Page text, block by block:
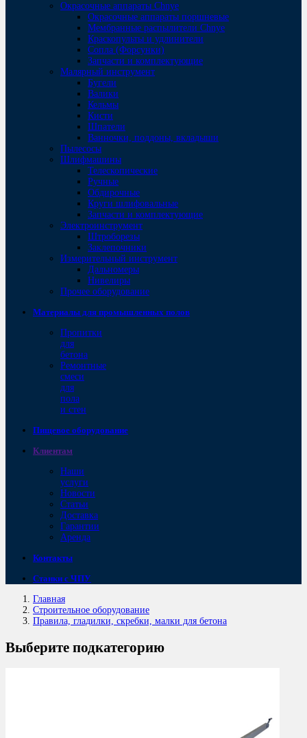
Окрасочные аппараты Chnye
Окрасочные аппараты поршневые
Мембранные распылители Chnye
Краскопульты и удлинители
Сопла (Форсунки)
Запчасти и комплектующие
Малярный инструмент
Бугели
Валики
Кельмы
Кисти
Шпатели
Ванночки, поддоны, вкладыши
Пылесосы
Шлифмашины
Телескопические
Ручные
Обдирочные
Круги шлифовальные
Запчасти и комплектующие
Электроинструмент
Штроборезы
Заклепочники
Измерительный инструмент
Дальномеры
Нивелиры
Прочее оборудование
Материалы для промышленных полов
Пропитки
для
бетона
Ремонтные
смеси
для
пола
и стен
Пищевое оборудование
Клиентам
Наши
услуги
Новости
Статьи
Доставка
Гарантии
Аренда
Контакты
Станки с ЧПУ
Главная
Строительное оборудование
Правила, гладилки, скребки, малки для бетона
Выберите подкатегорию